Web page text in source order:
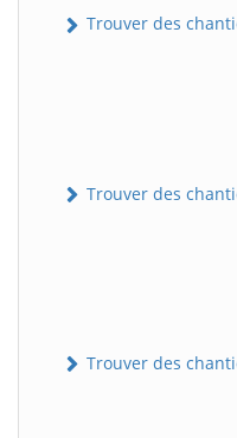
Trouver des
Trouver des
Trouver des